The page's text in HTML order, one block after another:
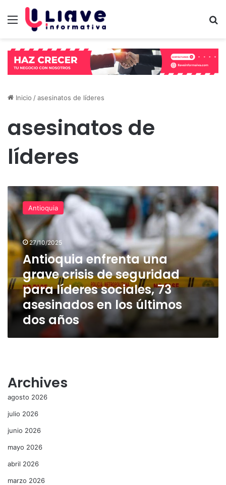
Menú
Inicio /asesinatos de líderes
asesinatos de
líderes
Antioquia
enfrenta
una
grave
crisis
de
seguridad
líderes
sociales,
73
asesinados
últimos
Antioquia
27/10/2025
Antioquia enfrenta una
grave crisis de seguridad
para líderes sociales, 73
asesinados en los últimos
dos años
Archives
agosto 2026
julio 2026
junio 2026
mayo 2026
abril 2026
marzo 2026